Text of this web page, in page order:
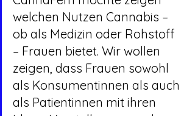
welchen Nutzen Cannabis –
ob als Medizin oder Rohstoff
– Frauen bietet. Wir wollen
zeigen, dass Frauen sowohl
als Konsumentinnen als auch
als Patientinnen mit ihren